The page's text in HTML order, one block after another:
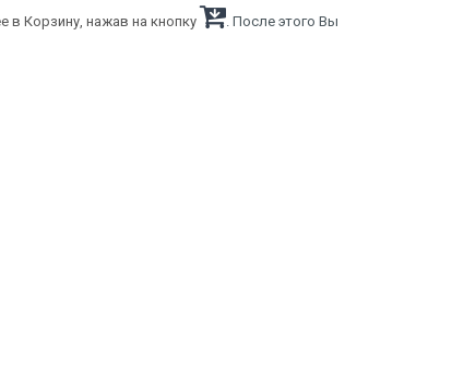
в Корзину, нажав на кнопку
. После этого Вы